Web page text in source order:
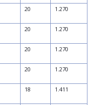
20 1.270
20 1.270
20 1.270
20 1.270
18 1.411